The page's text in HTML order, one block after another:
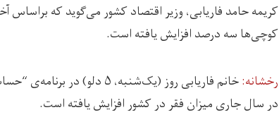
کریمه حامد فاریابی، وزیر اقتصاد کشور می‌گوید که
کوچی‌ها سه درصد افزایش یافته است.
رخشانه:
خانم فاریابی روز
در سال جاری میزان فقر در کشور افزایش یافته است.